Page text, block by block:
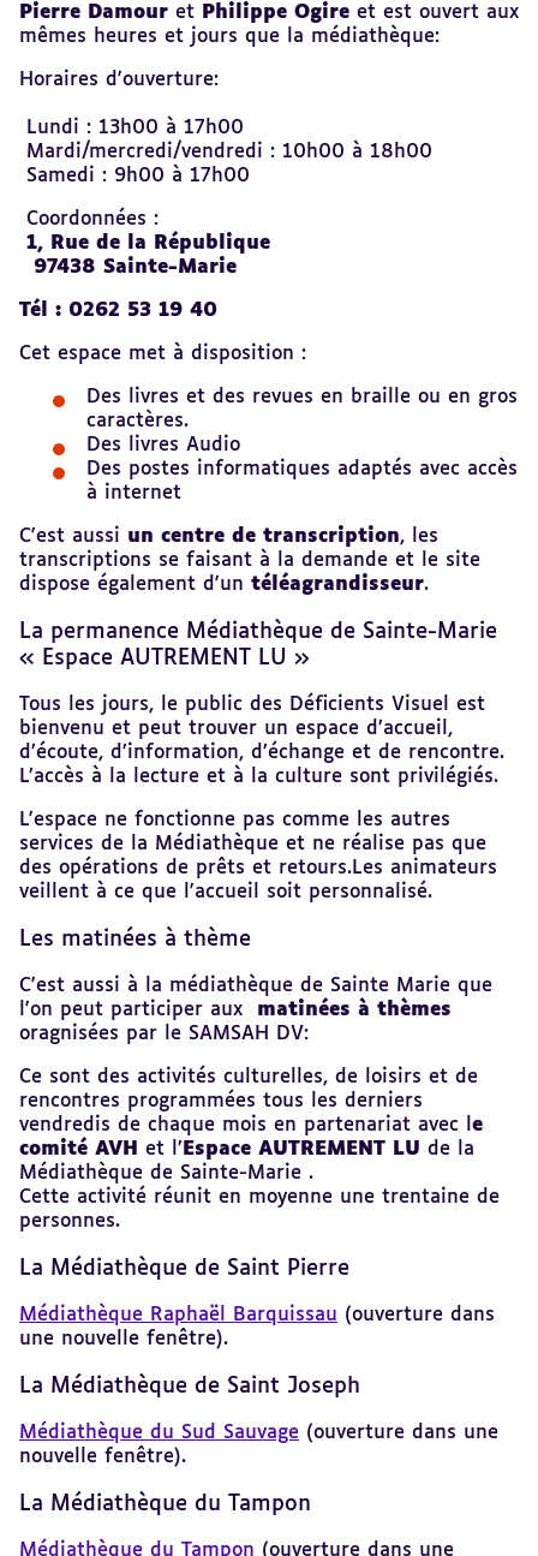
Pierre Damour et Philippe Ogire et est ouvert aux
mêmes heures et jours que la médiathèque:
Horaires d'ouverture:
Lundi : 13h00 à 17h00
Mardi/mercredi/vendredi : 10h00 à 18h00
Samedi : 9h00 à 17h00
Coordonnées :
1, Rue de la République
97438 Sainte-Marie
Tél : 0262 53 19 40
Cet espace met à disposition :
Des livres et des revues en braille ou en gros
caractères.
Des livres Audio
Des postes informatiques adaptés avec accès
à internet
C'est aussi un centre de transcription, les
transcriptions se faisant à la demande et le site
dispose également d'un téléagrandisseur.
La permanence Médiathèque de Sainte-Marie
« Espace AUTREMENT LU »
Tous les jours, le public des Déficients Visuel est
bienvenu et peut trouver un espace d’accueil,
d’écoute, d’information, d’échange et de rencontre.
L’accès à la lecture et à la culture sont privilégiés.
L'espace ne fonctionne pas comme les autres
services de la Médiathèque et ne réalise pas que
des opérations de prêts et retours.Les animateurs
veillent à ce que l'accueil soit personnalisé.
Les matinées à thème
C'est aussi à la médiathèque de Sainte Marie que
l'on peut participer aux
matinées à thèmes
oragnisées par le SAMSAH DV:
Ce sont des activités culturelles, de loisirs et de
rencontres programmées tous les derniers
vendredis de chaque mois en partenariat avec l e
comité AVH et l’ Espace AUTREMENT LU de la
Médiathèque de Sainte-Marie .
Cette activité réunit en moyenne une trentaine de
personnes.
La Médiathèque de Saint Pierre
Médiathèque Raphaël Barquissau (ouverture dans
une nouvelle fenêtre).
La Médiathèque de Saint Joseph
Médiathèque du Sud Sauvage (ouverture dans une
nouvelle fenêtre).
La Médiathèque du Tampon
Médiathèque du Tampon (ouverture dans une